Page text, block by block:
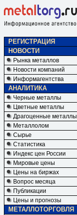
РЕГИСТРАЦИЯ
НОВОСТИ
Рынка металлов
Новости компаний
Информагентства
АНАЛИТИКА
Черные металлы
Цветные металлы
Драгоценные металлы
Металлолом
Сырье
Статистика
Индекс цен России
Мировые цены
Цены на биржах
Вопрос месяца
Публикации
Цены и прогнозы
МЕТАЛЛОТОРГОВЛЯ